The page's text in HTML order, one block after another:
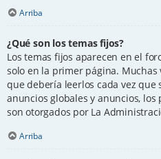
Arriba
¿Qué son los temas fijos?
Los temas fijos aparecen en el
solo en la primer página.
que debería leerlos cada vez que
anuncios globales y anuncios,
son otorgados por La
Arriba